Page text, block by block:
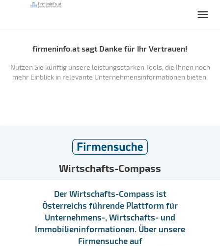
firmeninfo.at sagt Danke für Ihr Vertrauen!
Nutzen Sie künftig unsere leistungsstarken Tools, die Ihnen noch
mehr Einblick in relevante Unternehmensinformationen bieten.
Wirtschafts-Compass
Der Wirtschafts-Compass ist
Österreichs führende Plattform für
Unternehmens-, Wirtschafts- und
Immobilieninformationen. Über unsere
Firmensuche auf